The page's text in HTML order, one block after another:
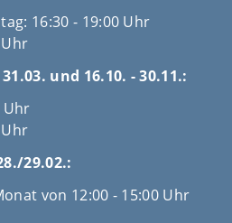
16:30 - 19:00 Uhr
und 16.10. - 30.11.:
Uhr
29.02.:
von 12:00 - 15:00 Uhr